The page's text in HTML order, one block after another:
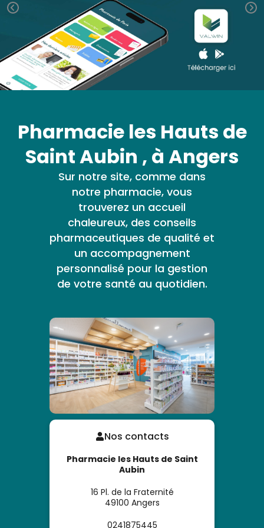
Homme
Solaire
Visage
VOS
OUTILS
EN
LIGNE
Pharmacie les Hauts de
Saint Aubin , à Angers
Sur notre site, comme dans
notre pharmacie, vous
trouverez un accueil
chaleureux, des conseils
pharmaceutiques de qualité et
un accompagnement
personnalisé pour la gestion
de votre santé au quotidien.
Nos contacts
Pharmacie les Hauts de Saint
Aubin
16 Pl. de la Fraternité
49100 Angers
0241875445